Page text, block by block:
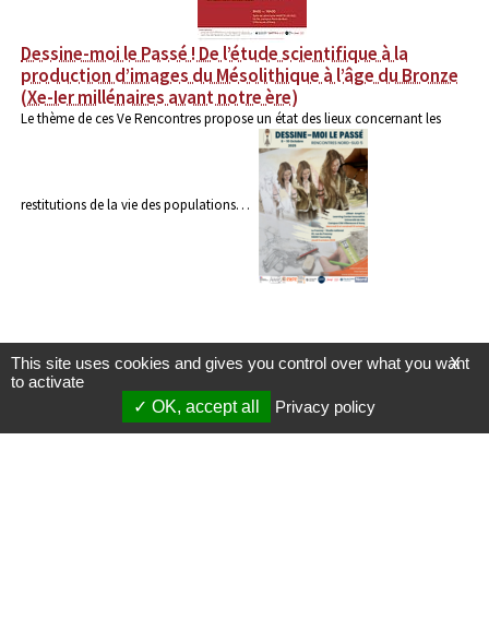
Dessine-moi le Passé ! De l’étude scientifique à la
production d’images du Mésolithique à l’âge du Bronze
(Xe-Ier millénaires avant notre ère)
Le thème de ces Ve Rencontres propose un état des lieux concernant les
restitutions de la vie des populations…
X
This site uses cookies and gives you control over what you want
to activate
OK, accept all
Privacy policy